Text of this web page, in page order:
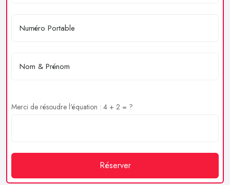
Merci de résoudre l'équation : 4 + 2 = ?
Réserver